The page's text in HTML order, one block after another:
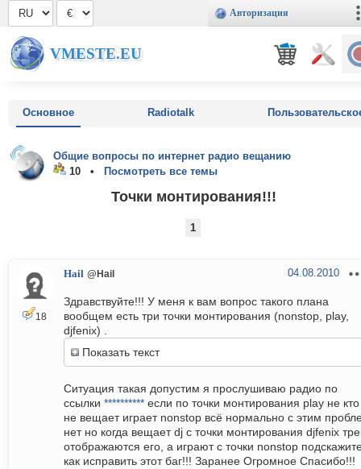
Авторизация
VMESTE.EU
Основное Radiotalk
Общие вопросы по интернет радио вещанию
10 •
Посмотреть все темы
Точки монтирования!!!
1
18
Hail @Hail 04.08.2010
Здравствуйте!!! У меня к вам вопрос такого плана
вообщем есть три точки монтирования (nonstop, play,
djfenix) .
Показать текст
Ситуация такая допустим я прослушиваю радио по
ссылки ********** если по точки монтирования play не кто
не вещает играет nonstop всё нормально с этим
нет но когда вещает dj с точки монтирования djfenix
отображаются его, а играют с точки nonstop
как исправить этот баг!!! Заранее Огромное Спасибо!!!